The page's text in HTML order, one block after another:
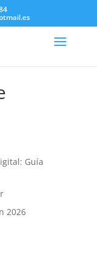
Guía
2026